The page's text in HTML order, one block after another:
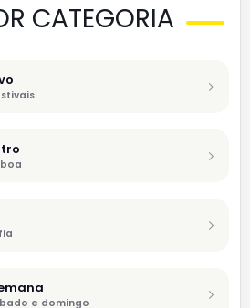
CATEGORIA
e domingo